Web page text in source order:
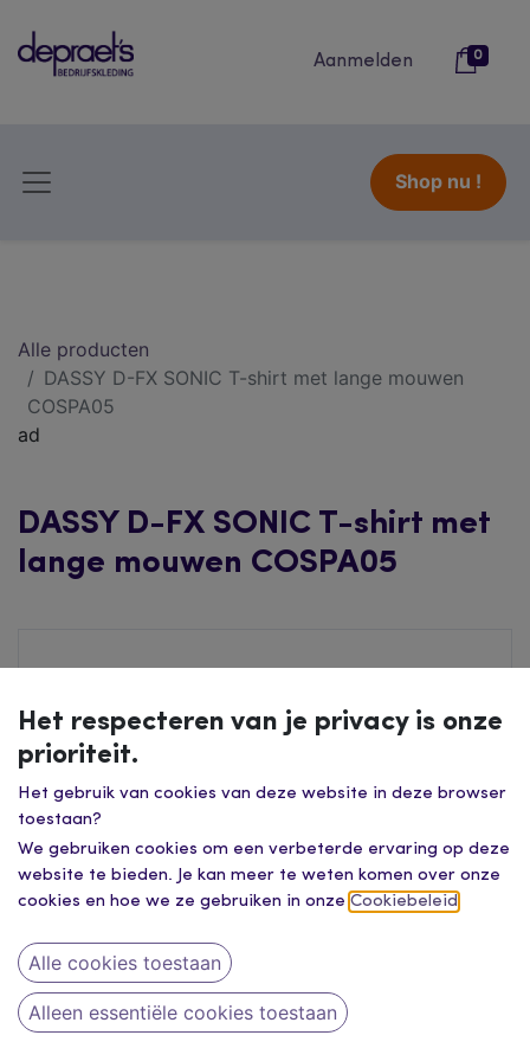
Aanmelden 0
Shop nu !
Alle producten
DASSY D-FX SONIC T-shirt met lange mouwen
COSPA05
ad
DASSY D-FX SONIC T-shirt met
lange mouwen COSPA05
Het respecteren van je privacy is onze
prioriteit.
Het gebruik van cookies van deze website in deze browser
toestaan?
We gebruiken cookies om een verbeterde ervaring op deze
website te bieden. Je kan meer te weten komen over onze
cookies en hoe we ze gebruiken in onze Cookiebeleid
Alle cookies toestaan
Alleen essentiële cookies toestaan